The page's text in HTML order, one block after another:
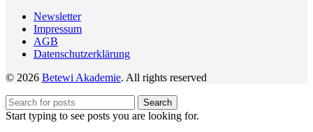
Newsletter
Impressum
AGB
Datenschutzerklärung
© 2026 Betewi Akademie. All rights reserved
Search
Start typing to see posts you are looking for.